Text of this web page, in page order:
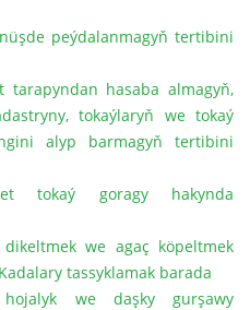
peýdalanmagyň tertibini
tarapyndan hasaba almagyň,
tokaýlaryň we tokaý
alyp barmagyň tertibini
tokaý goragy hakynda
we agaç köpeltmek
tassyklamak barada
hojalyk we daşky gurşawy